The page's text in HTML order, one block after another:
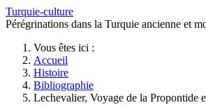
Turquie-culture
Pérégrinations dans la Turquie ancienne et
Vous êtes ici :
Accueil
Histoire
Bibliographie
Lechevalier, Voyage de la Propontide